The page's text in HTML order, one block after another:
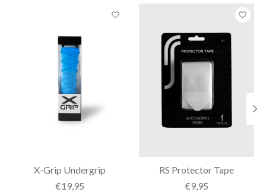
Items van productcarrousel
X-Grip Undergrip
€19,95
RS Protector Tape
€9,95